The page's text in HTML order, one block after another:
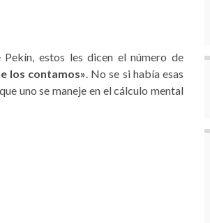
estos les dicen el número de
los contamos». No se si había esas
uno se maneje en el cálculo mental